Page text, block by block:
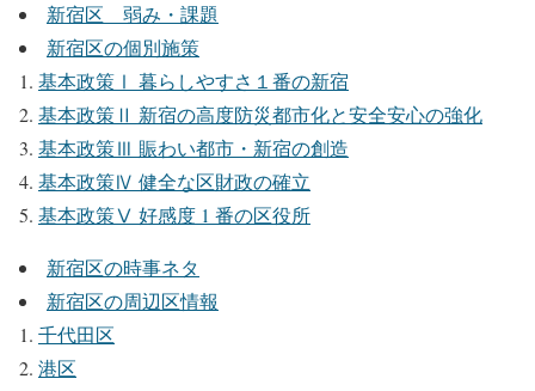
新宿区 弱み・課題
新宿区の個別施策
基本政策Ⅰ 暮らしやすさ１番の新宿
基本政策Ⅱ 新宿の高度防災都市化と安全安心の強化
基本政策Ⅲ 賑わい都市・新宿の創造
基本政策Ⅳ 健全な区財政の確立
基本政策Ⅴ 好感度 1 番の区役所
新宿区の時事ネタ
新宿区の周辺区情報
千代田区
港区